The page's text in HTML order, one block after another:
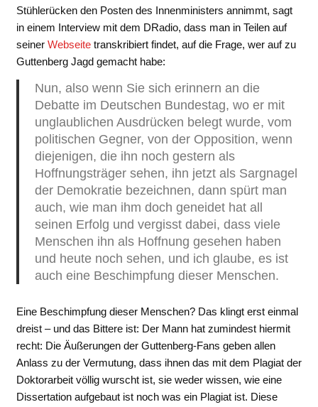
Stühlerücken den Posten des Innenministers annimmt, sagt
in einem Interview mit dem DRadio, dass man in Teilen auf
seiner Webseite transkribiert findet, auf die Frage, wer auf zu
Guttenberg Jagd gemacht habe:
Nun, also wenn Sie sich erinnern an die
Debatte im Deutschen Bundestag, wo er mit
unglaublichen Ausdrücken belegt wurde, vom
politischen Gegner, von der Opposition, wenn
diejenigen, die ihn noch gestern als
Hoffnungsträger sehen, ihn jetzt als Sargnagel
der Demokratie bezeichnen, dann spürt man
auch, wie man ihm doch geneidet hat all
seinen Erfolg und vergisst dabei, dass viele
Menschen ihn als Hoffnung gesehen haben
und heute noch sehen, und ich glaube, es ist
auch eine Beschimpfung dieser Menschen.
Eine Beschimpfung dieser Menschen? Das klingt erst einmal
dreist – und das Bittere ist: Der Mann hat zumindest hiermit
recht: Die Äußerungen der Guttenberg-Fans geben allen
Anlass zu der Vermutung, dass ihnen das mit dem Plagiat der
Doktorarbeit völlig wurscht ist, sie weder wissen, wie eine
Dissertation aufgebaut ist noch was ein Plagiat ist. Diese